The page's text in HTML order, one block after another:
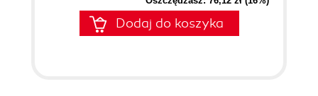
Dodaj do koszyka